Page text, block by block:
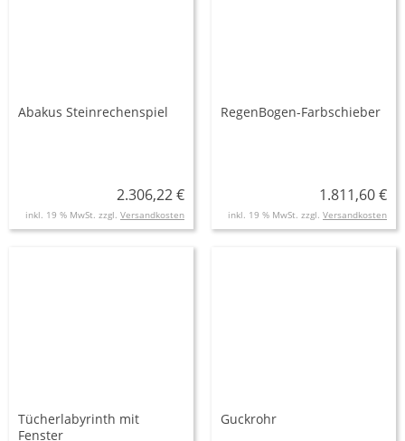
Abakus Steinrechenspiel
2.306,22 €
inkl. 19 % MwSt. zzgl. Versandkosten
RegenBogen-Farbschieber
1.811,60 €
inkl. 19 % MwSt. zzgl. Versandkosten
Tücherlabyrinth mit
Fenster
Guckrohr